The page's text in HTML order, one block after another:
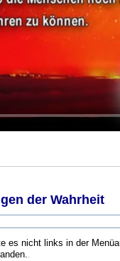
der Wahrheit
es nicht links in der